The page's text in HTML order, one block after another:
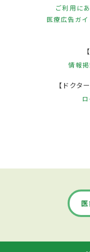
ご利用に
医療広告ガ
情報
【ドクタ